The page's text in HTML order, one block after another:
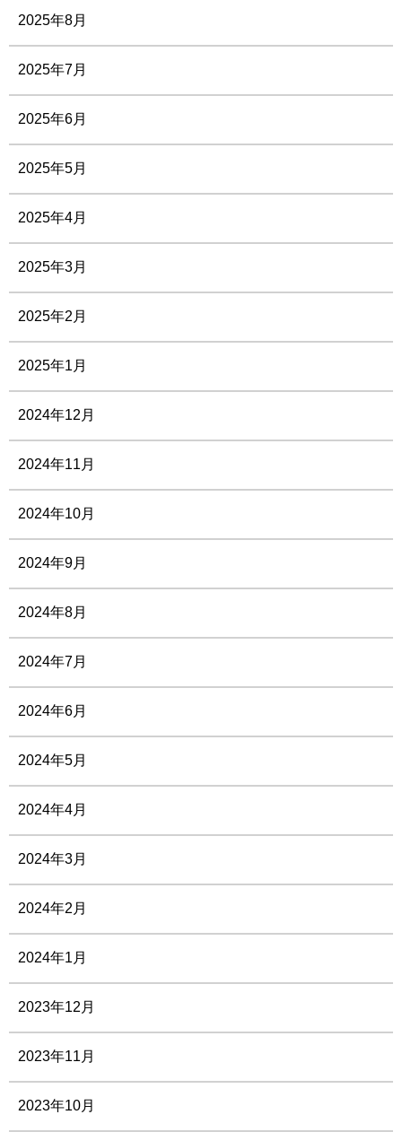
2025年8月
2025年7月
2025年6月
2025年5月
2025年4月
2025年3月
2025年2月
2025年1月
2024年12月
2024年11月
2024年10月
2024年9月
2024年8月
2024年7月
2024年6月
2024年5月
2024年4月
2024年3月
2024年2月
2024年1月
2023年12月
2023年11月
2023年10月